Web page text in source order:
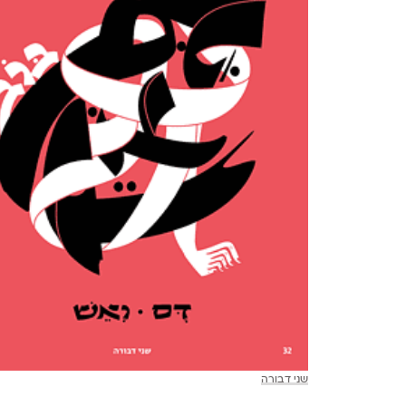
שני דבורה